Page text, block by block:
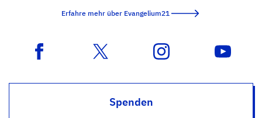
Erfahre mehr über Evangelium21
Spenden